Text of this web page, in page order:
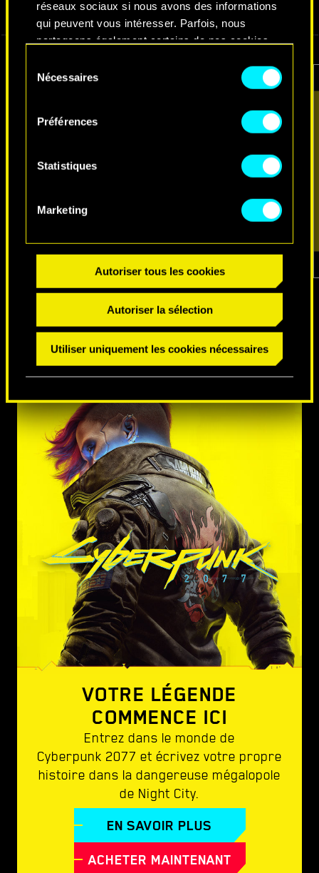
réseaux sociaux si nous avons des informations
qui peuvent vous intéresser. Parfois, nous
partageons également certains de nos cookies
optionnels ne seront appliqués qu'avec votre
Vous pouvez consulter tous les détails sur notre
préférences dans le menu "Paramètres" ci-
Nécessaires
Préférences
Statistiques
Marketing
Autoriser tous les cookies
Autoriser la sélection
Utiliser uniquement les cookies nécessaires
VIDÉOS CAPTURES D'ÉCRAN
1sur7
VOTRE LÉGENDE
COMMENCE ICI
Entrez dans le monde de
Cyberpunk 2077 et écrivez votre propre
histoire dans la dangereuse mégalopole
de Night City.
EN SAVOIR PLUS
ACHETER MAINTENANT